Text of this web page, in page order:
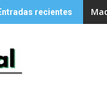
recientes